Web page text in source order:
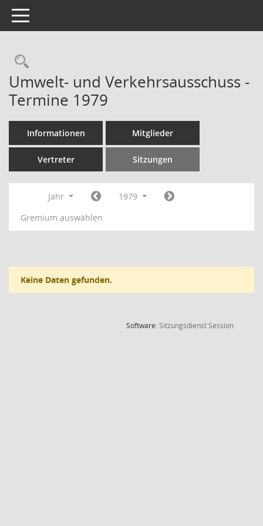
Toggle navigation
Rechercheauswahl
Umwelt- und Verkehrsausschuss -
Termine 1979
Informationen Mitglieder
Vertreter Sitzungen
Jahr
1979
Gremium auswählen
Keine Daten gefunden.
Software:SitzungsdienstSession(Wird in